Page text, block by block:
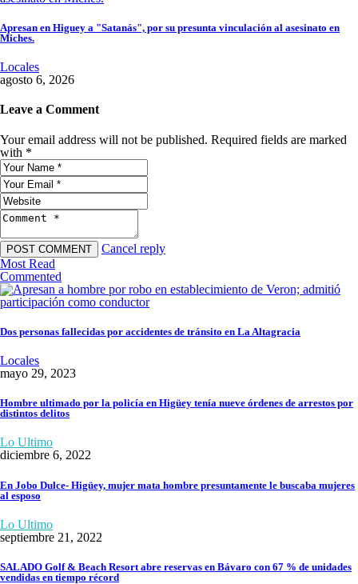
Apresan en Higuey a "Satanás", por su presunta vinculación al asesinato en
Miches.
Locales
agosto 6, 2026
Leave a Comment
Your email address will not be published. Required fields are marked
with *
Cancel reply
Most Read
Commented
Dos personas fallecidas por accidentes de tránsito en La Altagracia
Locales
mayo 29, 2023
Hombre ultimado por la policía en Higüey tenía nueve órdenes de arrestos por
distintos delitos
Lo Ultimo
diciembre 6, 2022
En Jobo Dulce- Higüey, mujer mata hombre presuntamente le buscaba mujeres
al esposo
Lo Ultimo
septiembre 21, 2022
SALADO Golf & Beach Resort abre reservas en Bávaro con 67 % de unidades
vendidas en tiempo récord